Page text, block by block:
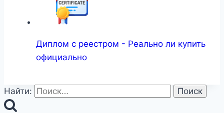
Диплом с реестром - Реально ли купить
официально
Найти: